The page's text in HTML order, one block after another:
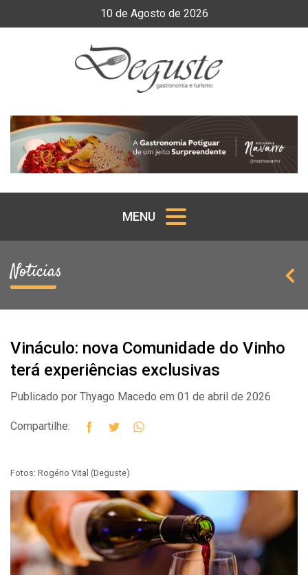
10 de Agosto de 2026
MENU
Notícias
Vináculo: nova Comunidade do Vinho
terá experiências exclusivas
Publicado por Thyago Macedo em 01 de abril de 2026
Compartilhe:
Fotos: Rogério Vital (Deguste)